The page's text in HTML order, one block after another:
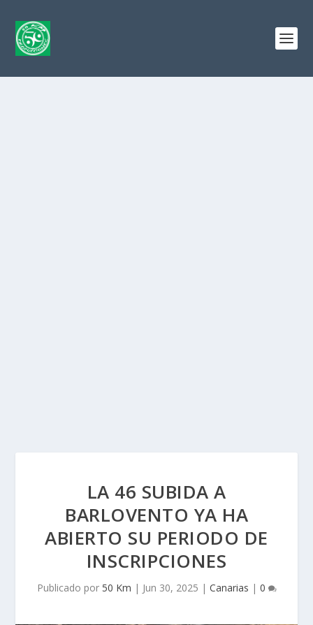
LA 46 SUBIDA A
BARLOVENTO YA HA
ABIERTO SU PERIODO DE
INSCRIPCIONES
Publicado por 50 Km | Jun 30, 2025 | Canarias | 0